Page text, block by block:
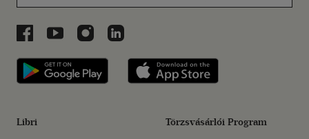
Libri a Facebookon
Libri a Youtube-on
Libri az Instagramon
Libri a LinkedInen
Libri applikáció Szerezd meg: Google
Libri Törzsvásárlói Program